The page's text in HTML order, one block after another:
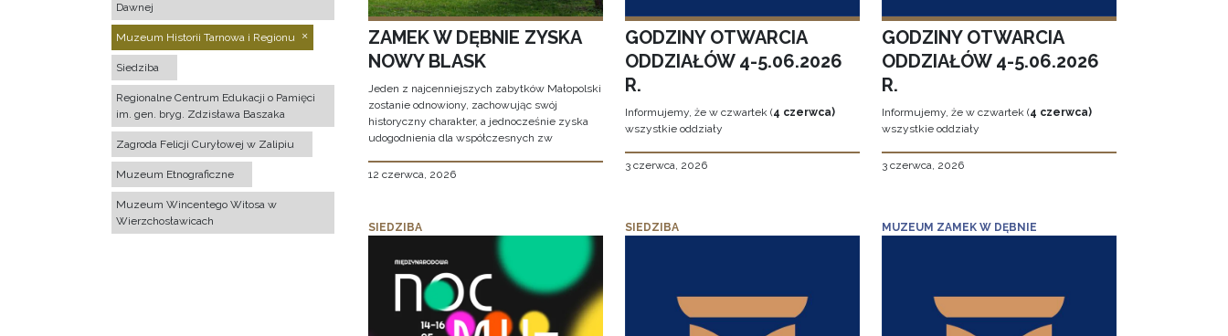
Dawnej
Muzeum Historii Tarnowa i Regionu
Siedziba
Regionalne Centrum Edukacji o Pamięci
im. gen. bryg. Zdzisława Baszaka
Zagroda Felicji Curyłowej w Zalipiu
Muzeum Etnograficzne
Muzeum Wincentego Witosa w
Wierzchosławicach
ZAMEK W DĘBNIE ZYSKA
NOWY BLASK
Jeden z najcenniejszych zabytków Małopolski
zostanie odnowiony, zachowując swój
historyczny charakter, a jednocześnie zyska
udogodnienia dla współczesnych zw
12 czerwca, 2026
GODZINY OTWARCIA
ODDZIAŁÓW 4-5.06.2026
R.
Informujemy, że w czwartek (4 czerwca)
wszystkie oddziały
3 czerwca, 2026
GODZINY OTWARCIA
ODDZIAŁÓW 4-5.06.2026
R.
Informujemy, że w czwartek (4 czerwca)
wszystkie oddziały
3 czerwca, 2026
SIEDZIBA SIEDZIBA MUZEUM ZAMEK W DĘBNIE